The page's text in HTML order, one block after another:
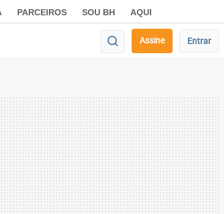
PARCEIROS SOU BH AQUI
Assine Entrar